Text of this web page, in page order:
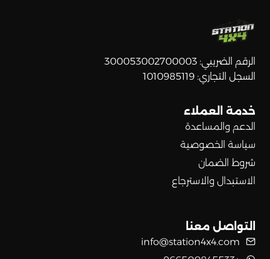
الرقم الضريبي: 300053002700003
السجل التجاري: 1010985119
خدمة العملاء
الدعم والمساعدة
سياسة الخصوصية
شروط الضمان
الاستبدال والاسترجاع
التواصل معنا
info@station4x4.com